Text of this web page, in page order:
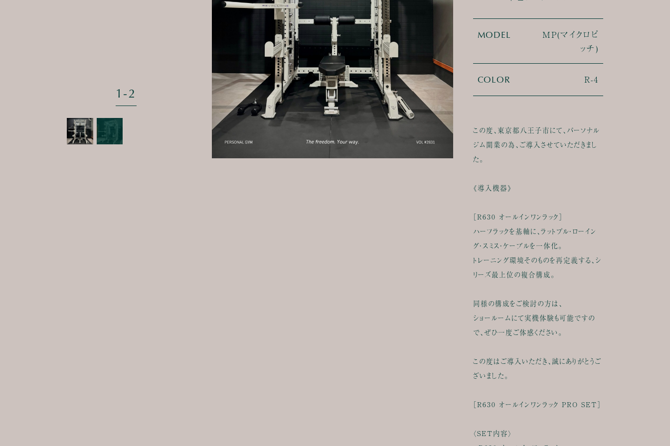
1 -2
MODEL
MP(マイクロピ
ッチ)
COLOR R-4
この度、東京都八王子市にて、パーソナル
ジム開業の為、ご導入させていただきまし
た。
《導入機器》
［R630 オールインワンラック］
ハーフラックを基軸に、ラットプル・ローイン
グ・スミス・ケーブルを一体化。
トレーニング環境そのものを再定義する、シ
リーズ最上位の複合構成。
同様の構成をご検討の方は、
ショールームにて実機体験も可能ですの
で、ぜひ一度ご体感ください。
この度はご導入いただき、誠にありがとうご
ざいました。
［R630 オールインワンラック PRO SET］
〈SET内容〉